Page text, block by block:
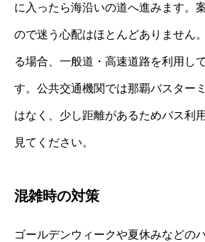
に入ったら海沿いの道へ進みます。
ので迷う心配はほとんどありません
る場合、一般道・高速道路を利用し
す。公共交通機関では那覇バスター
はなく、少し距離があるためバス利
見てください。
混雑時の対策
ゴールデンウィークや夏休みなどの